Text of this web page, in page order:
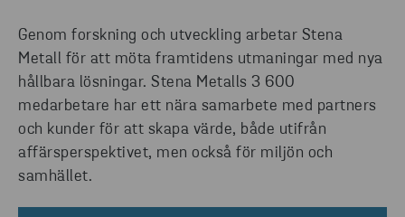
Genom forskning och utveckling arbetar Stena
Metall för att möta framtidens utmaningar med nya
hållbara lösningar. Stena Metalls 3 600
medarbetare har ett nära samarbete med partners
och kunder för att skapa värde, både utifrån
affärsperspektivet, men också för miljön och
samhället.